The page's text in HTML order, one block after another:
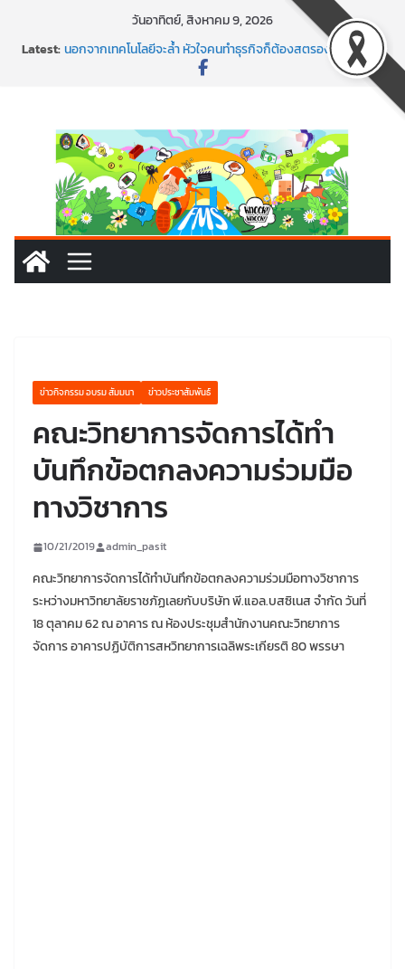
วันอาทิตย์, สิงหาคม 9, 2026
Latest:นอกจากเทคโนโลยีจะล้ำ หัวใจคนทำธุรกิจก็ต้องสตรอง!
พร้อมลุยแล้ว! ปักหมุดโรดแมป AI อัปสกิลธุรกิจให้พุ่งทะยาน
มรภ.เลย ได้สกิลทันสมัยแบบจัดเต็ม
ข่าวกิจกรรม อบรม สัมมนา ข่าวประชาสัมพันธ์
คณะวิทยาการจัดการได้ทำ
บันทึกข้อตกลงความร่วมมือ
ทางวิชาการ
10/21/2019 admin_pasit
คณะวิทยาการจัดการได้ทำบันทึกข้อตกลงความร่วมมือทางวิชาการ
ระหว่างมหาวิทยาลัยราชภัฏเลยกับบริษัท พี.แอล.บสซิเนส จำกัด วันที่
18 ตุลาคม 62 ณ อาคาร ณ ห้องประชุมสำนักงานคณะวิทยาการ
จัดการ อาคารปฏิบัติการสหวิทยาการเฉลิพระเกียรติ 80 พรรษา